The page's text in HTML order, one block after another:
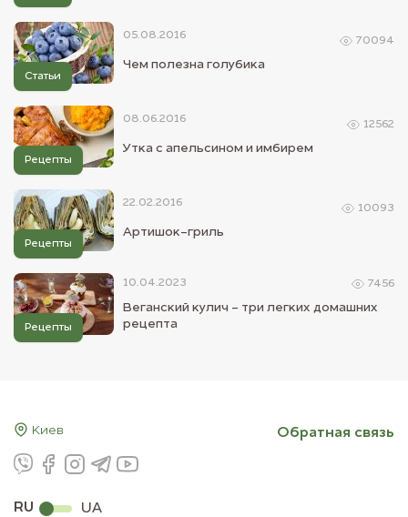
05.08.2016
Статьи
Чем полезна голубика
70094
08.06.2016
Рецепты
Утка с апельсином и имбирем
12562
22.02.2016
Рецепты
Артишок-гриль
10093
10.04.2023
Рецепты
Веганский кулич - три легких домашних
рецепта
7456
Киев
RU UA
Обратная связь